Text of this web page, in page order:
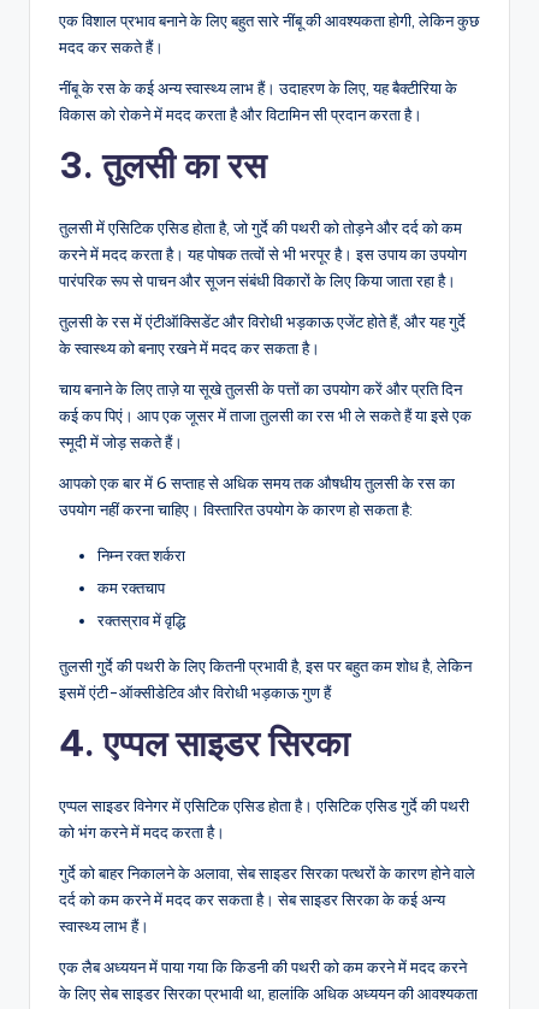
एक विशाल प्रभाव बनाने के लिए बहुत सारे नींबू की आवश्यकता होगी, लेकिन कुछ
मदद कर सकते हैं।
नींबू के रस के कई अन्य स्वास्थ्य लाभ हैं। उदाहरण के लिए, यह बैक्टीरिया के
विकास को रोकने में मदद करता है और विटामिन सी प्रदान करता है।
3. तुलसी का रस
तुलसी में एसिटिक एसिड होता है, जो गुर्दे की पथरी को तोड़ने और दर्द को कम
करने में मदद करता है। यह पोषक तत्वों से भी भरपूर है। इस उपाय का उपयोग
पारंपरिक रूप से पाचन और सूजन संबंधी विकारों के लिए किया जाता रहा है।
तुलसी के रस में एंटीऑक्सिडेंट और विरोधी भड़काऊ एजेंट होते हैं, और यह गुर्दे
के स्वास्थ्य को बनाए रखने में मदद कर सकता है।
चाय बनाने के लिए ताज़े या सूखे तुलसी के पत्तों का उपयोग करें और प्रति दिन
कई कप पिएं। आप एक जूसर में ताजा तुलसी का रस भी ले सकते हैं या इसे एक
स्मूदी में जोड़ सकते हैं।
आपको एक बार में 6 सप्ताह से अधिक समय तक औषधीय तुलसी के रस का
उपयोग नहीं करना चाहिए। विस्तारित उपयोग के कारण हो सकता है:
निम्न रक्त शर्करा
कम रक्तचाप
रक्तस्राव में वृद्धि
तुलसी गुर्दे की पथरी के लिए कितनी प्रभावी है, इस पर बहुत कम शोध है, लेकिन
इसमें एंटी-ऑक्सीडेटिव और विरोधी भड़काऊ गुण हैं
4. एप्पल साइडर सिरका
एप्पल साइडर विनेगर में एसिटिक एसिड होता है। एसिटिक एसिड गुर्दे की पथरी
को भंग करने में मदद करता है।
गुर्दे को बाहर निकालने के अलावा, सेब साइडर सिरका पत्थरों के कारण होने वाले
दर्द को कम करने में मदद कर सकता है। सेब साइडर सिरका के कई अन्य
स्वास्थ्य लाभ हैं।
एक लैब अध्ययन में पाया गया कि किडनी की पथरी को कम करने में मदद करने
के लिए सेब साइडर सिरका प्रभावी था, हालांकि अधिक अध्ययन की आवश्यकता